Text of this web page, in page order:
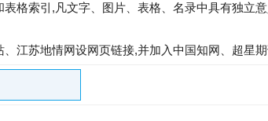
格索引,凡文字、图片、表格、名录中具有独立
江苏地情网设网页链接,并加入中国知网、超星期